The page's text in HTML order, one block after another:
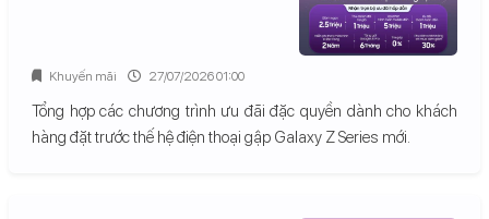
Tổng hợp các chương trình ưu đãi đặc quyền dành cho khách
hàng đặt trước thế hệ điện thoại gập Galaxy Z Series mới.
Khuyến mãi 27/07/2026 01:00